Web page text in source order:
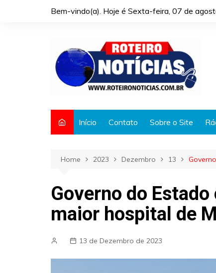
Bem-vindo(a). Hoje é Sexta-feira, 07 de
Início Contato Sobre o Site
Home 2023 Dezembro 13
Governo do
maior hospital de
13 de Dezembro de 2023